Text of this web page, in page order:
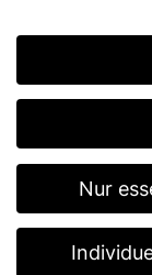
EFA-
Download
Download
Nur